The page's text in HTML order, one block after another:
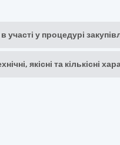
у процедурі
якісні та кількісні